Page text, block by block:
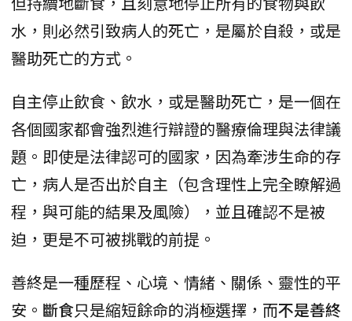
水，則必然引致病人的死亡，是屬於自殺，或是
醫助死亡的方式。
自主停止飲食、飲水，或是醫助死亡，是一個在
各個國家都會強烈進行辯證的醫療倫理與法律議
題。即使是法律認可的國家，因為牽涉生命的存
亡，病人是否出於自主（包含理性上完全瞭解過
程，與可能的結果及風險），並且確認不是被
迫，更是不可被挑戰的前提。
善終是一種歷程、心境、情緒、關係、靈性的平
安。 斷食只是縮短餘命的消極選擇，而不是善終